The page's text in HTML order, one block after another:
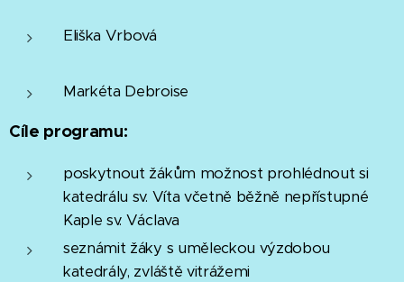
Eliška Vrbová
Markéta Debroise
Cíle programu:
poskytnout žákům možnost prohlédnout si
katedrálu sv. Víta včetně běžně nepřístupné
Kaple sv. Václava
seznámit žáky s uměleckou výzdobou
katedrály, zvláště vitrážemi